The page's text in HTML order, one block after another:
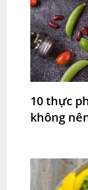
10 thực
không